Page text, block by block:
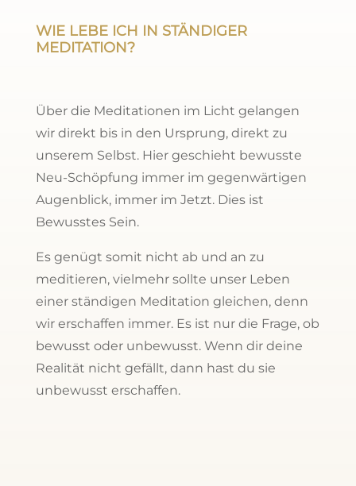
WIE LEBE ICH IN STÄNDIGER
MEDITATION?
Über die Meditationen im Licht gelangen
wir direkt bis in den Ursprung, direkt zu
unserem Selbst. Hier geschieht bewusste
Neu-Schöpfung immer im gegenwärtigen
Augenblick, immer im Jetzt. Dies ist
Bewusstes Sein.
Es genügt somit nicht ab und an zu
meditieren, vielmehr sollte unser Leben
einer ständigen Meditation gleichen, denn
wir erschaffen immer. Es ist nur die Frage, ob
bewusst oder unbewusst. Wenn dir deine
Realität nicht gefällt, dann hast du sie
unbewusst erschaffen.